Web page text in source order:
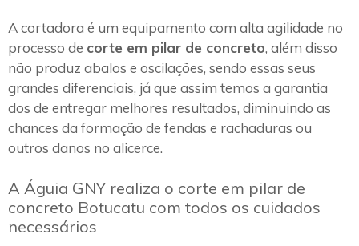
A cortadora é um equipamento com alta agilidade no
processo de corte em pilar de concreto, além disso
não produz abalos e oscilações, sendo essas seus
grandes diferenciais, já que assim temos a garantia
dos de entregar melhores resultados, diminuindo as
chances da formação de fendas e rachaduras ou
outros danos no alicerce.
A Águia GNY realiza o corte em pilar de
concreto Botucatu com todos os cuidados
necessários